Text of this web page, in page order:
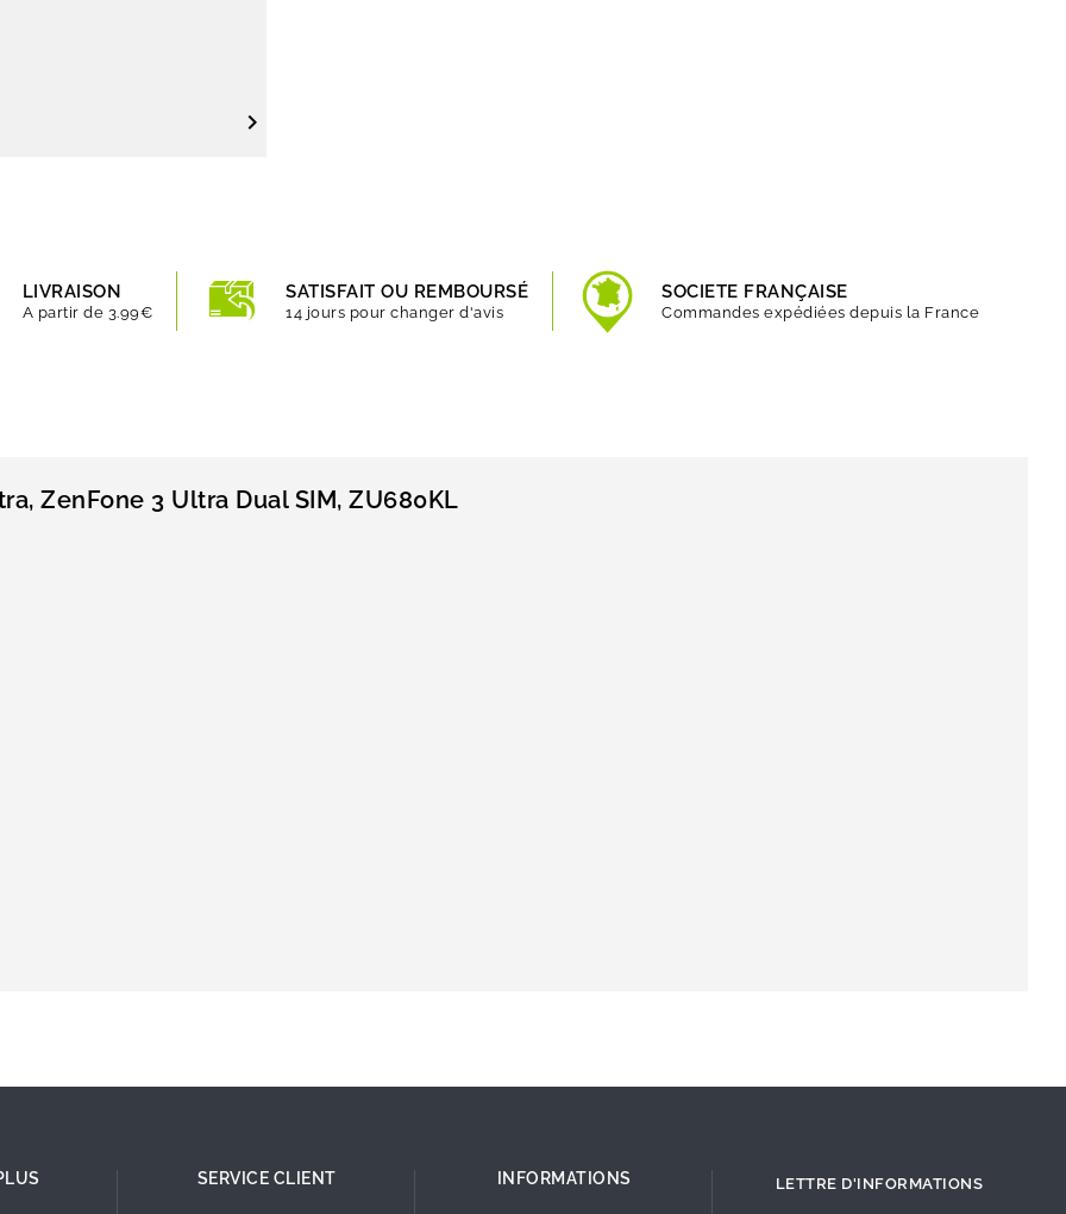

LIVRAISON
A partir de 3.99€
SATISFAIT OU REMBOURSÉ
14 jours pour changer d'avis
SOCIETE FRANÇAISE
Commandes expédiées depuis la France
ZenFone 3 Ultra Dual SIM, ZU680KL
SERVICE CLIENT INFORMATIONS LETTRE D'INFORMATIONS